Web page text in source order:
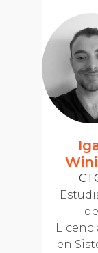
de
en